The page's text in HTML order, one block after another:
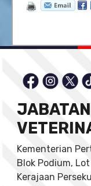
Kementerian
Blok Podium,
Kerajaan